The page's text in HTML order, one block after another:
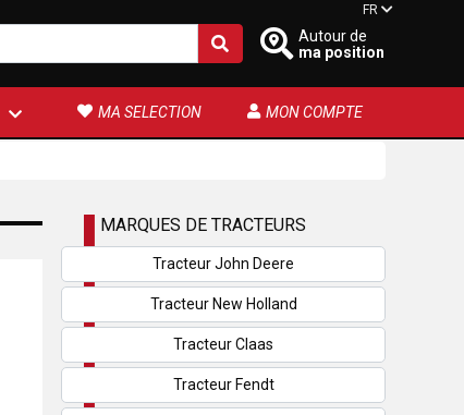
Autour de
ma position
FR
MA SELECTION MON COMPTE
MARQUES DE TRACTEURS
Tracteur John Deere
Tracteur New Holland
Tracteur Claas
Tracteur Fendt